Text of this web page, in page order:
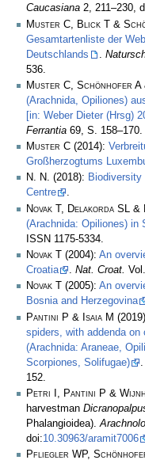
Caucasiana 2, 211–230,
Muster C, Blick T &
Gesamtartenliste der
Deutschlands
536.
Muster C, Schönhofer A
(Arachnida, Opiliones)
[in: Weber Dieter (Hrsg)
Ferrantia 69, S. 158–170.
Muster C (2014):
Großherzogtums
N. N. (2018):
Centre
.
Novak T, Delakorda SL &
(Arachnida: Opiliones) in
ISSN 1175-5334.
Novak T
(2004): An
Croatia
. Nat. Croat.
Novak T
(2005): An
Bosnia and Herzegovina
Pantini P & Isaia M
spiders, with addenda on
(Arachnida: Araneae,
Scorpiones, Solifugae)
152.
Petri I, Pantini P &
harvestman
Phalangioidea).
doi:10.30963/aramit7006
Pfliegler WP,